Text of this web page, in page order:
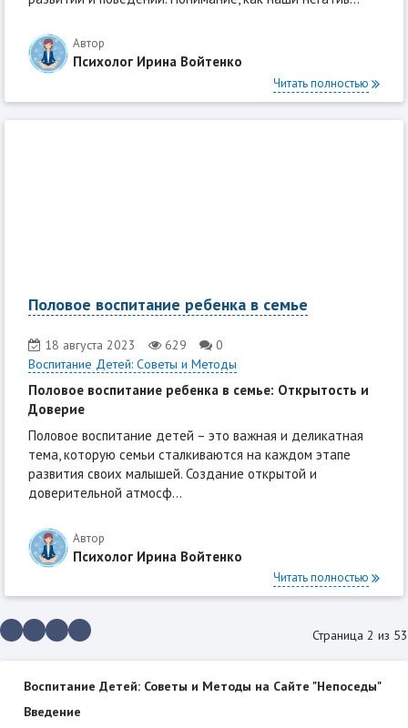
Автор
Психолог Ирина Войтенко
Читать полностью
Половое воспитание ребенка в семье
18 августа 2023 629
0
Воспитание Детей: Советы и Методы
Половое воспитание ребенка в семье: Открытость и
Доверие
Половое воспитание детей – это важная и деликатная
тема, которую семьи сталкиваются на каждом этапе
развития своих малышей. Создание открытой и
доверительной атмосф...
Автор
Психолог Ирина Войтенко
Читать полностью
Страница 2 из 53
Воспитание Детей: Советы и Методы на Сайте "Непоседы"
Введение